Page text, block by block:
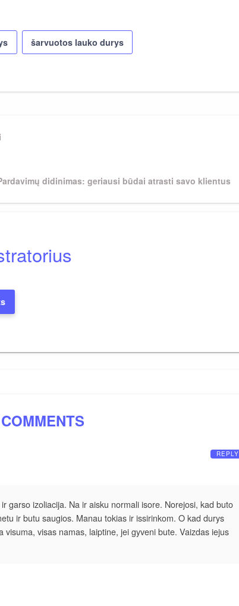
šarvuotos lauko durys
didinimas: geriausi būdai atrasti savo klientus
garso izoliacija. Na ir aisku normali isore. Norejosi, kad buto
ir butu saugios. Manau tokias ir issirinkom. O kad durys
visas namas, laiptine, jei gyveni bute. Vaizdas iejus
REPLY